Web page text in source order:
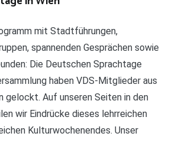
mit Stadtführungen,
spannenden Gesprächen sowie
Die Deutschen Sprachtage
haben VDS-Mitglieder aus
gelockt. Auf unseren Seiten in den
wir Eindrücke dieses lehrreichen
Kulturwochenendes. Unser